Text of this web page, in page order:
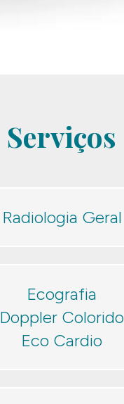
Serviços
Radiologia Geral
Ecografia
Doppler Colorido
Eco Cardio